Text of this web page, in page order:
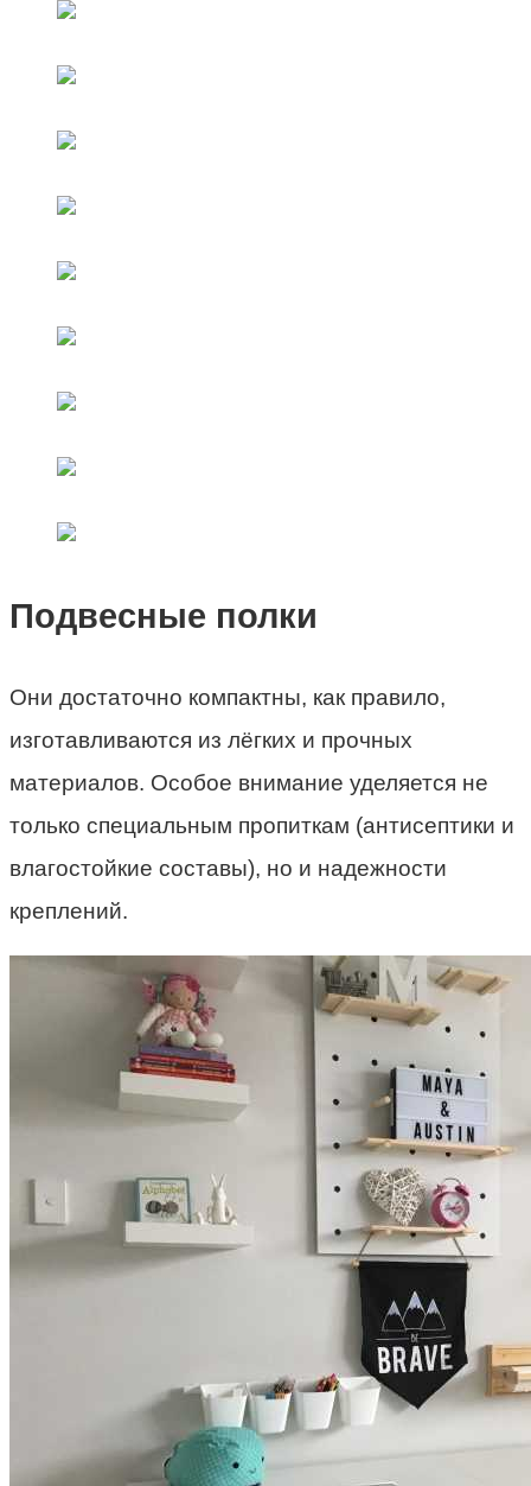
Подвесные полки
Они достаточно компактны, как правило,
изготавливаются из лёгких и прочных
материалов. Особое внимание уделяется не
только специальным пропиткам (антисептики и
влагостойкие составы), но и надежности
креплений.